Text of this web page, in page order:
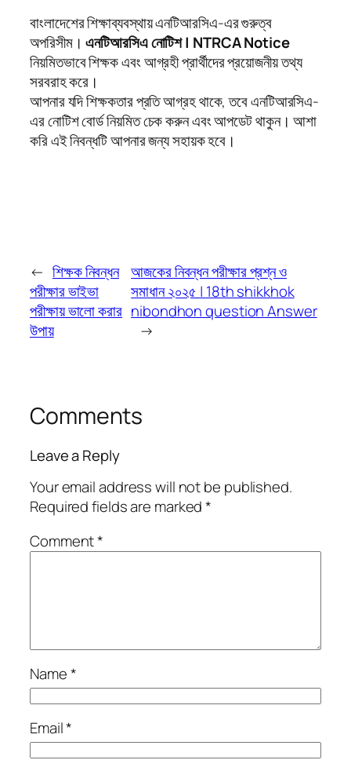
বাংলাদেশের শিক্ষাব্যবস্থায় এনটিআরসিএ-এর গুরুত্ব
অপরিসীম।এনটিআরসিএ নোটিশ | NTRCA Notice
নিয়মিতভাবে শিক্ষক এবং আগ্রহী প্রার্থীদের প্রয়োজনীয় তথ্য
সরবরাহ করে।
আপনার যদি শিক্ষকতার প্রতি আগ্রহ থাকে, তবে এনটিআরসিএ-
এর নোটিশ বোর্ড নিয়মিত চেক করুন এবং আপডেট থাকুন। আশা
করি এই নিবন্ধটি আপনার জন্য সহায়ক হবে।
← শিক্ষক নিবন্ধন
পরীক্ষার ভাইভা
পরীক্ষায় ভালো করার
উপায়
আজকের নিবন্ধন পরীক্ষার প্রশ্ন ও
সমাধান ২০২৫ | 18th shikkhok
nibondhon question Answer
→
Comments
Leave a Reply
Your email address will not be published.
Required fields are marked*
Comment*
Name*
Email*